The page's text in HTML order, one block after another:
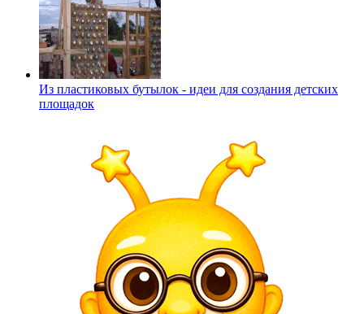
Из пластиковых бутылок - идеи для создания детских
площадок